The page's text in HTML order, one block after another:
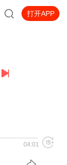
打开APP
04:01